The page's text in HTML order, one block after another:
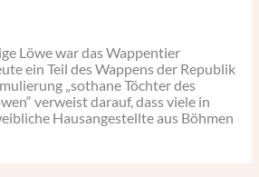
Löwe war das Wappentier
ein Teil des Wappens der Republik
„sothane Töchter des
verweist darauf, dass viele in
Hausangestellte aus Böhmen